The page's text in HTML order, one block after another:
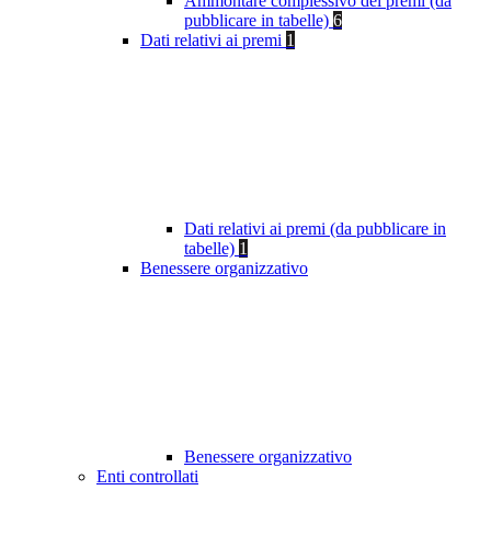
pubblicare in tabelle) 6
Dati relativi ai premi 1
Dati relativi ai premi (da pubblicare in
tabelle) 1
Benessere organizzativo
Benessere organizzativo
Enti controllati